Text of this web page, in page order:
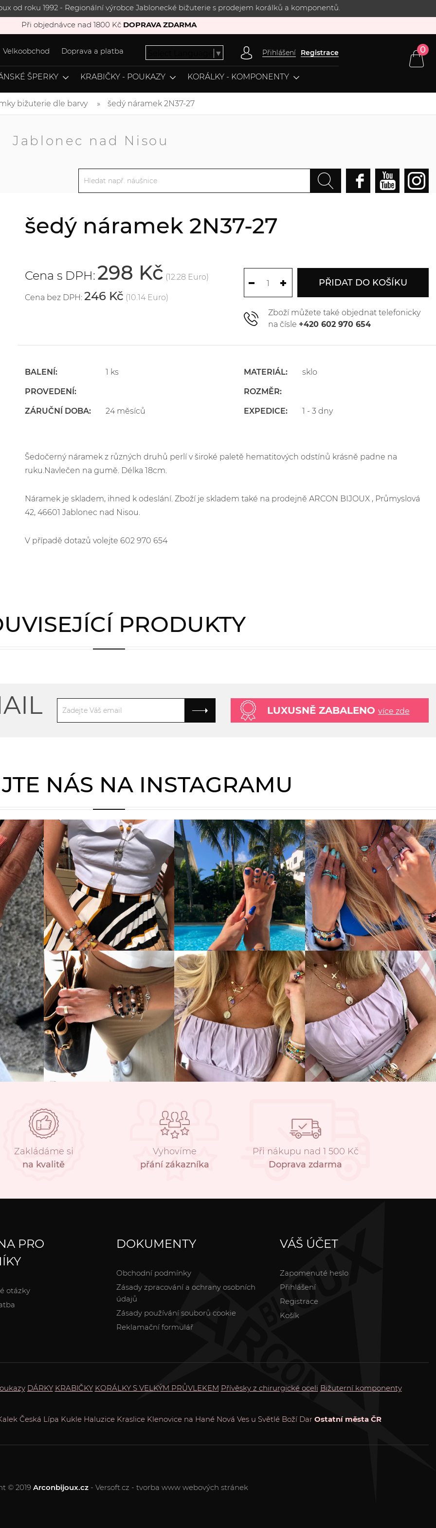
od roku 1992 - Regionální výrobce Jablonecké bižuterie s prodejem korálků a komponentů.
Při objednávce nad 1800 Kč DOPRAVA ZDARMA
Velkoobchod Doprava a platba ▼ Přihlášení Registrace 0
ŠPERKY KRABIČKY - POUKAZY KORÁLKY - KOMPONENTY
bižuterie dle barvy šedý náramek 2N37-27
Jablonec nad Nisou
šedý náramek 2N37-27
Cena s DPH:298 Kč (12.28 Euro)
Cena bez DPH: 246 Kč (10.14 Euro)
PŘIDAT DO KOŠÍKU
Zboží můžete také objednat telefonicky
na čísle +420 602 970 654
BALENÍ: 1 ks
PROVEDENÍ:
ZÁRUČNÍ DOBA: 24 měsíců
MATERIÁL: sklo
ROZMĚR:
EXPEDICE: 1 - 3 dny
Šedočerný náramek z různých druhů perlí v široké paletě hematitových odstínů krásně padne na
ruku.Navlečen na gumě. Délka 18cm.
Náramek je skladem, ihned k odeslání. Zboží je skladem také na prodejně ARCON BIJOUX , Průmyslová
42, 46601 Jablonec nad Nisou.
V případě dotazů volejte 602 970 654
PRODUKTY
LUXUSNĚ ZABALENO více zde
NÁS NA INSTAGRAMU
Zakládáme si
na kvalitě
Vyhovíme
přání zákazníka
Při nákupu nad 1 500 Kč
Doprava zdarma
PRO
otázky
DOKUMENTY
Obchodní podmínky
Zásady zpracování a ochrany osobních
údajů
Zásady používání souborů cookie
Reklamační formulář
VÁŠ ÚČET
Zapomenuté heslo
Přihlášení
Registrace
Košík
DÁRKY KRABIČKY KORÁLKY S VELKÝM PRŮVLEKEM Přívěsky z chirurgické oceli Bižuterní komponenty
Česká Lípa Kukle Haluzice Kraslice Klenovice na Hané Nová Ves u Světlé Boží Dar Ostatní města ČR
© 2019 Arconbijoux.cz - Versoft.cz - tvorba www webových stránek